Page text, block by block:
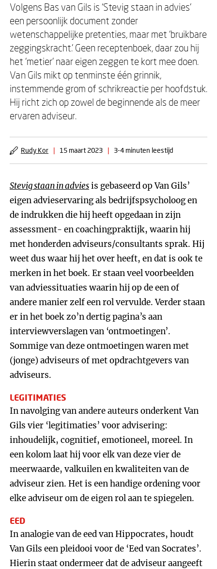
Volgens Bas van Gils is ‘Stevig staan in advies’
een persoonlijk document zonder
wetenschappelijke pretenties, maar met ‘bruikbare
zeggingskracht.’ Geen receptenboek, daar zou hij
het ‘metier’ naar eigen zeggen te kort mee doen.
Van Gils mikt op tenminste één grinnik,
instemmende grom of schrikreactie per hoofdstuk.
Hij richt zich op zowel de beginnende als de meer
ervaren adviseur.
Rudy Kor | 15 maart 2023 | 3-4 minuten leestijd
Stevig staan in adviesis gebaseerd op Van Gils’
eigen advieservaring als bedrijfspsycholoog en
de indrukken die hij heeft opgedaan in zijn
assessment- en coachingpraktijk, waarin hij
met honderden adviseurs/consultants sprak. Hij
weet dus waar hij het over heeft, en dat is ook te
merken in het boek. Er staan veel voorbeelden
van adviessituaties waarin hij op de een of
andere manier zelf een rol vervulde. Verder staan
er in het boek zo’n dertig pagina’s aan
interviewverslagen van ‘ontmoetingen’.
Sommige van deze ontmoetingen waren met
(jonge) adviseurs of met opdrachtgevers van
adviseurs.
LEGITIMATIES
In navolging van andere auteurs onderkent Van
Gils vier ‘legitimaties’ voor advisering:
inhoudelijk, cognitief, emotioneel, moreel. In
een kolom laat hij voor elk van deze vier de
meerwaarde, valkuilen en kwaliteiten van de
adviseur zien. Het is een handige ordening voor
elke adviseur om de eigen rol aan te spiegelen.
EED
In analogie van de eed van Hippocrates, houdt
Van Gils een pleidooi voor de ‘Eed van Socrates’.
Hierin staat ondermeer dat de adviseur aangeeft